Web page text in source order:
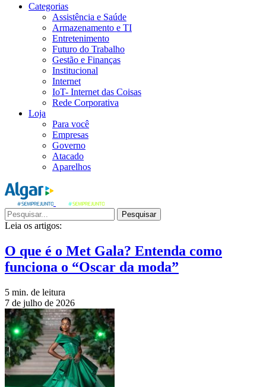
Categorias
Assistência e Saúde
Armazenamento e TI
Entretenimento
Futuro do Trabalho
Gestão e Finanças
Institucional
Internet
IoT- Internet das Coisas
Rede Corporativa
Loja
Para você
Empresas
Governo
Atacado
Aparelhos
Pesquisar
Leia os artigos:
O que é o Met Gala? Entenda como
funciona o “Oscar da moda”
5 min. de leitura
7 de julho de 2026